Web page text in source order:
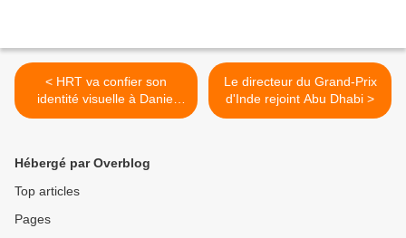
< HRT va confier son
identité visuelle à Daniel
Simon
Le directeur du Grand-Prix
d'Inde rejoint Abu Dhabi >
Hébergé par Overblog
Top articles
Pages